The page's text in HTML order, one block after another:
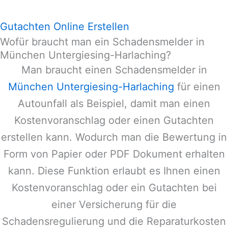
Gutachten Online Erstellen
Wofür braucht man ein Schadensmelder in
München Untergiesing-Harlaching?
Man braucht einen Schadensmelder in
München Untergiesing-Harlaching für einen
Autounfall als Beispiel, damit man einen
Kostenvoranschlag oder einen Gutachten
erstellen kann. Wodurch man die Bewertung in
Form von Papier oder PDF Dokument erhalten
kann. Diese Funktion erlaubt es Ihnen einen
Kostenvoranschlag oder ein Gutachten bei
einer Versicherung für die
Schadensregulierung und die Reparaturkosten